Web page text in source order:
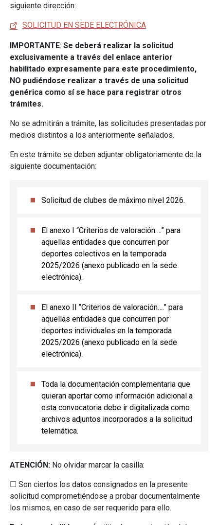
siguiente dirección:
SOLICITUD EN SEDE ELECTRÓNICA
IMPORTANTE: Se deberá realizar la solicitud
exclusivamente a través del enlace anterior
habilitado expresamente para este procedimiento,
NO pudiéndose realizar a través de una solicitud
genérica como sí se hace para registrar otros
trámites.
No se admitirán a trámite, las solicitudes presentadas por
medios distintos a los anteriormente señalados.
En este trámite se deben adjuntar obligatoriamente de la
siguiente documentación:
Solicitud de clubes de máximo nivel 2026.
El anexo I “Criterios de valoración….” para
aquellas entidades que concurren por
deportes colectivos en la temporada
2025/2026 (anexo publicado en la sede
electrónica).
El anexo II “Criterios de valoración….” para
aquellas entidades que concurren por
deportes individuales en la temporada
2025/2026 (anexo publicado en la sede
electrónica).
Toda la documentación complementaria que
quieran aportar como información adicional a
esta convocatoria debe ir digitalizada como
archivos adjuntos incorporados a la solicitud
telemática.
ATENCIÓN: No olvidar marcar la casilla:
☐ Son ciertos los datos consignados en la presente
solicitud comprometiéndose a probar documentalmente
los mismos, en caso de ser requerido para ello.